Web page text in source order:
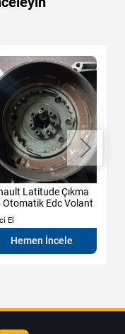
Latitude Çıkma
Otomatik Edc Volant
El
Hemen İncele